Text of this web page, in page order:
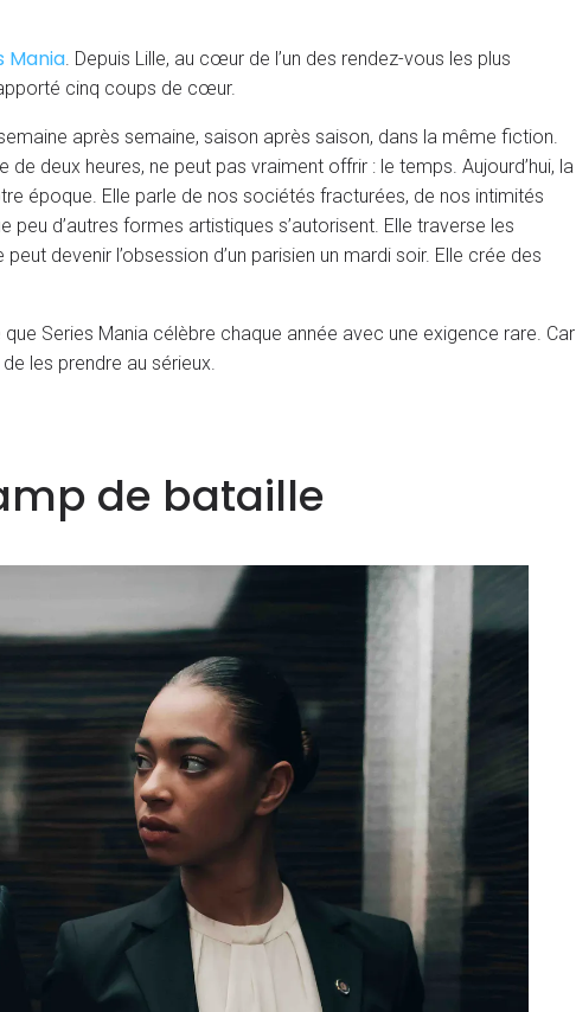
Mania. Depuis Lille, au cœur de l’un des rendez-vous les plus
cinq coups de cœur.
après semaine, saison après saison, dans la même fiction.
deux heures, ne peut pas vraiment offrir : le temps. Aujourd’hui, la
époque. Elle parle de nos sociétés fracturées, de nos intimités
d’autres formes artistiques s’autorisent. Elle traverse les
devenir l’obsession d’un parisien un mardi soir. Elle crée des
Series Mania célèbre chaque année avec une exigence rare. Car
les prendre au sérieux.
de bataille